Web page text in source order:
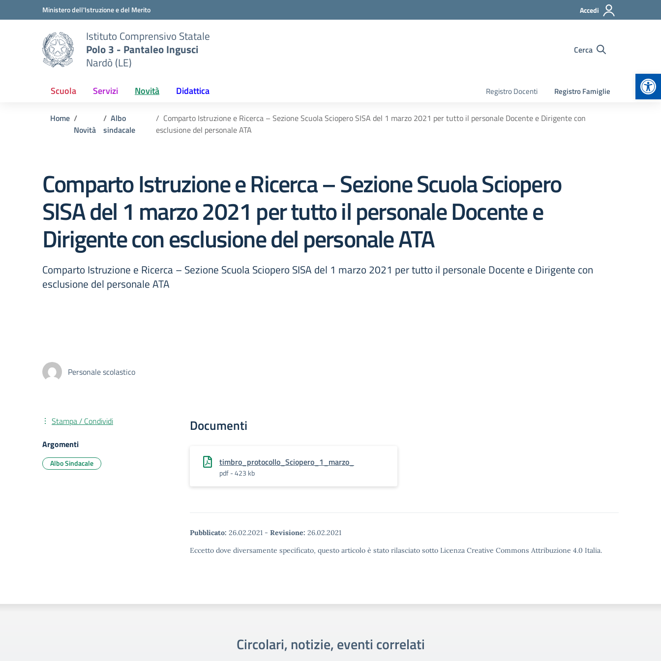
Vai ai contenuti
Vai al menu di navigazioneMinistero dell'Istruzione e del Merito Accedi
Istituto Comprensivo Statale
Polo 3 - Pantaleo Ingusci
Nardò (LE)
Cerca
Scuola Servizi Novità Didattica Registro Docenti Registro Famiglie
Home
Novità
Albo
sindacale
Comparto Istruzione e Ricerca – Sezione Scuola Sciopero SISA del 1 marzo 2021 per tutto il personale Docente e Dirigente con
esclusione del personale ATA
Comparto Istruzione e Ricerca – Sezione Scuola Sciopero
SISA del 1 marzo 2021 per tutto il personale Docente e
Dirigente con esclusione del personale ATA
Comparto Istruzione e Ricerca – Sezione Scuola Sciopero SISA del 1 marzo 2021 per tutto il personale Docente e Dirigente con
esclusione del personale ATA
Personale scolastico
Documenti
timbro_protocollo_Sciopero_1_marzo_
pdf - 423 kb
Pubblicato: 26.02.2021 - Revisione: 26.02.2021
Eccetto dove diversamente specificato, questo articolo è stato rilasciato sotto Licenza Creative Commons Attribuzione 4.0 Italia.
Stampa / Condividi
Argomenti
Albo Sindacale
Circolari, notizie, eventi correlati